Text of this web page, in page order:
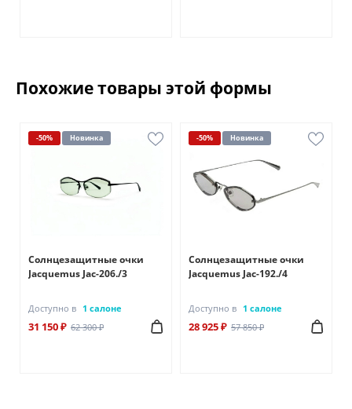
Похожие товары этой формы
-50% Новинка
Солнцезащитные очки
Jacquemus Jac-206./3
Доступно в 1 салоне
31 150 ₽ 62 300 ₽
-50% Новинка
Солнцезащитные очки
Jacquemus Jac-192./4
Доступно в 1 салоне
28 925 ₽ 57 850 ₽